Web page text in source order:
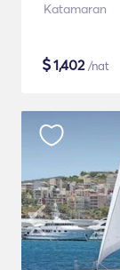
Katamaran
$1,402/nat